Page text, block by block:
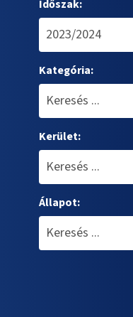
Időszak:
Kategória:
Kerület:
Állapot: